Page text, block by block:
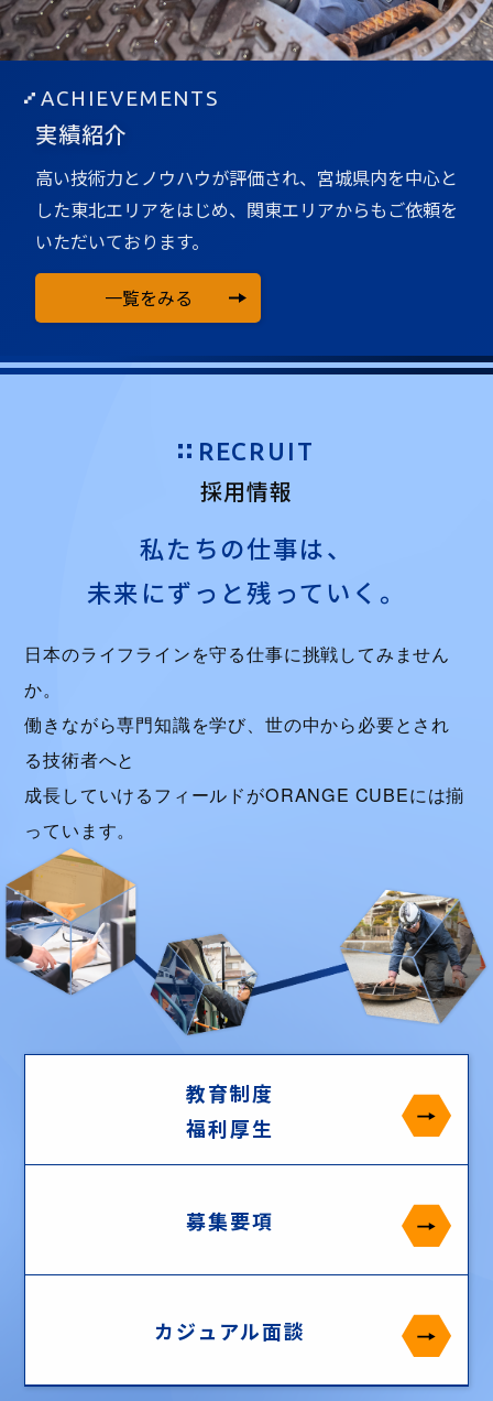
ACHIEVEMENTS
実績紹介
高い技術力とノウハウが評価され、宮城県内を中心と
した東北エリアをはじめ、関東エリアからもご依頼を
いただいております。
一覧をみる
RECRUIT
採用情報
私たちの仕事は、
未来にずっと残っていく。
日本のライフラインを守る仕事に挑戦してみません
か。
働きながら専門知識を学び、世の中から必要とされ
る技術者へと
成長していけるフィールドがORANGE CUBEには揃
っています。
教育制度
福利厚生
募集要項
カジュアル面談